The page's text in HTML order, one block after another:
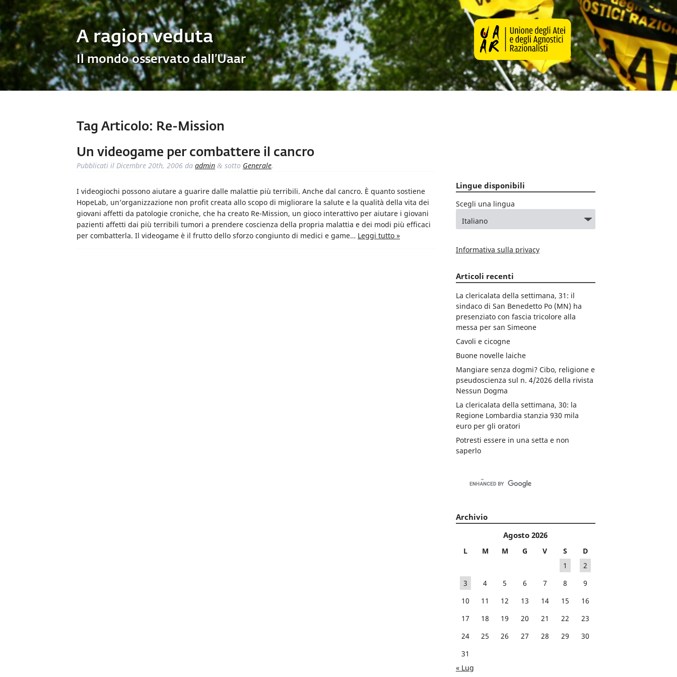
A ragion veduta
Il mondo osservato dall’Uaar
Tag Articolo: Re-Mission
Un videogame per combattere il cancro
Pubblicati il Dicembre 20th, 2006 da admin & sotto Generale.
I videogiochi possono aiutare a guarire dalle malattie più terribili. Anche dal cancro. È quanto sostiene
HopeLab, un’organizzazione non profit creata allo scopo di migliorare la salute e la qualità della vita dei
giovani affetti da patologie croniche, che ha creato Re-Mission, un gioco interattivo per aiutare i giovani
pazienti affetti dai più terribili tumori a prendere coscienza della propria malattia e dei modi più efficaci
per combatterla. Il videogame è il frutto dello sforzo congiunto di medici e game… Leggi tutto »
Lingue disponibili
Scegli una lingua
Informativa sulla privacy
Articoli recenti
La clericalata della settimana, 31: il
sindaco di San Benedetto Po (MN) ha
presenziato con fascia tricolore alla
messa per san Simeone
Cavoli e cicogne
Buone novelle laiche
Mangiare senza dogmi? Cibo, religione e
pseudoscienza sul n. 4/2026 della rivista
Nessun Dogma
La clericalata della settimana, 30: la
Regione Lombardia stanzia 930 mila
euro per gli oratori
Potresti essere in una setta e non
saperlo
Archivio
Agosto 2026
L M M G V S
D
1
2
3
4 5 6 7 8
9
10
11 12 13 14 15
16
17
18 19 20 21 22
23
24
25 26 27 28 29
30
31
« Lug